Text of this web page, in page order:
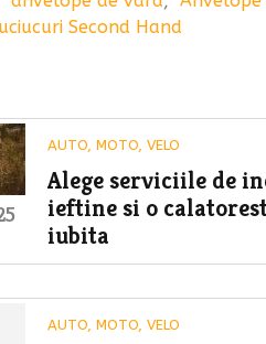
Second Hand
AUTO, MOTO, VELO
Alege serviciile de
ieftine si o
iubita
AUTO, MOTO, VELO